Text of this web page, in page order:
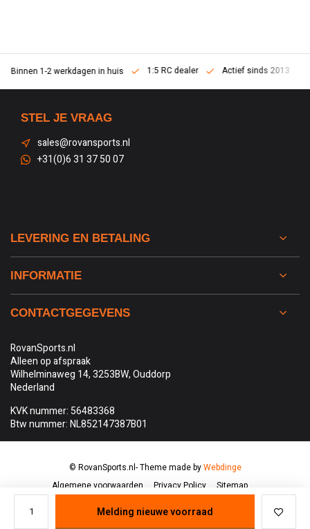
Melding nieuwe voorraad
Binnen 1-2 werkdagen in huis 1:5 RC dealer Actief sinds 2013
STEL JE VRAAG
sales@rovansports.nl
+31(0)6 31 37 50 07
LEVERING EN BETALING
INFORMATIE
CONTACTGEGEVENS
RovanSports.nl
Alleen op afspraak
Wilhelminaweg 14, 3253BW, Ouddorp
Nederland
KVK nummer: 56483368
Btw nummer: NL852147387B01
Algemene voorwaarden Privacy Policy Sitemap
© RovanSports.nl- Theme made byWebdinge